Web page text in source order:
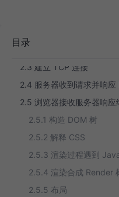
目录
2.2 查询 DNS 查找对应的
2.3 建立 TCP 连接
2.4 服务器收到请求并响应
2.5 浏览器接收服务器响应
2.5.1 构造 DOM 树
2.5.2 解释 CSS
2.5.3 渲染过程遇到
2.5.4 渲染合成 Render
2.5.5 布局